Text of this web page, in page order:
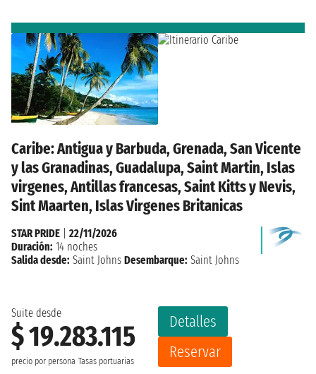
Caribe: Antigua y Barbuda, Grenada, San Vicente
y las Granadinas, Guadalupa, Saint Martin, Islas
virgenes, Antillas francesas, Saint Kitts y Nevis,
Sint Maarten, Islas Virgenes Britanicas
Suite desde
$ 19.283.115
precio por persona Tasas portuarias
Detalles
Reservar
STAR PRIDE
22/11/2026
Duración: 14 noches
Salida desde: Saint Johns Desembarque: Saint Johns